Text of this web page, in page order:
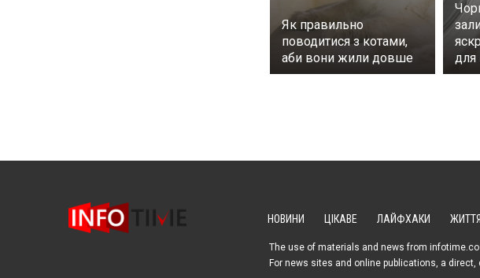
Як правильно
поводитися з котами,
аби вони жили довше
для
НОВИНИ ЦІКАВЕ ЛАЙФХАКИ ЖИТТЯ
The use of materials and news from
For news sites and online publications, a